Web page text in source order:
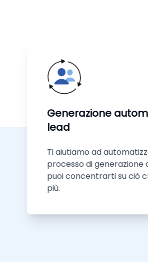
Generazione
lead
Ti aiutiamo ad
processo di generazione
puoi concentrarti su ciò
più.